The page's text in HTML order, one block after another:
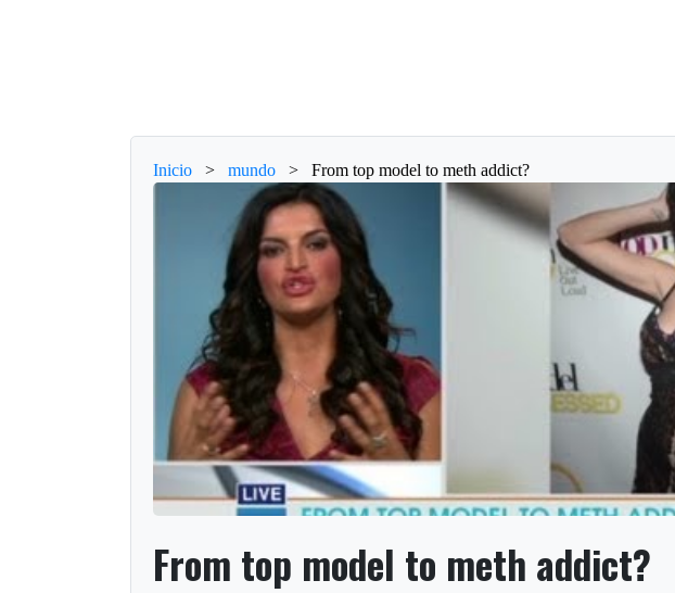
Inicio > mundo > From top model to meth addict?
From top model to meth addict?